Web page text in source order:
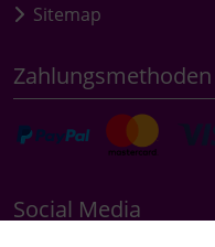
Sitemap
Zahlungsmethoden
Social Media